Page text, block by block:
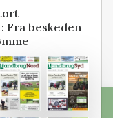
Fra beskeden